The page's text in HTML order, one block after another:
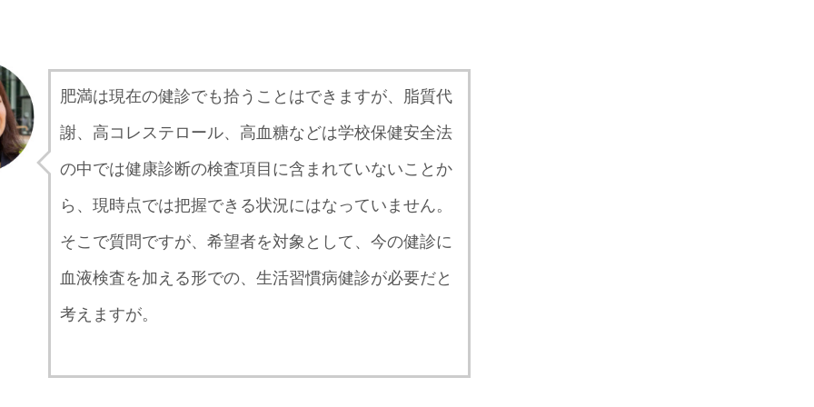
肥満は現在の健診でも拾うことはできますが、脂質代
謝、高コレステロール、高血糖などは学校保健安全法
の中では健康診断の検査項目に含まれていないことか
ら、現時点では把握できる状況にはなっていません。
そこで質問ですが、希望者を対象として、今の健診に
血液検査を加える形での、生活習慣病健診が必要だと
考えますが。